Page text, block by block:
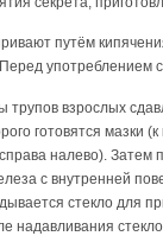
путём
употреблением
взрослых
готовятся мазки
налево).
с внутренней
стекло для
надавливания